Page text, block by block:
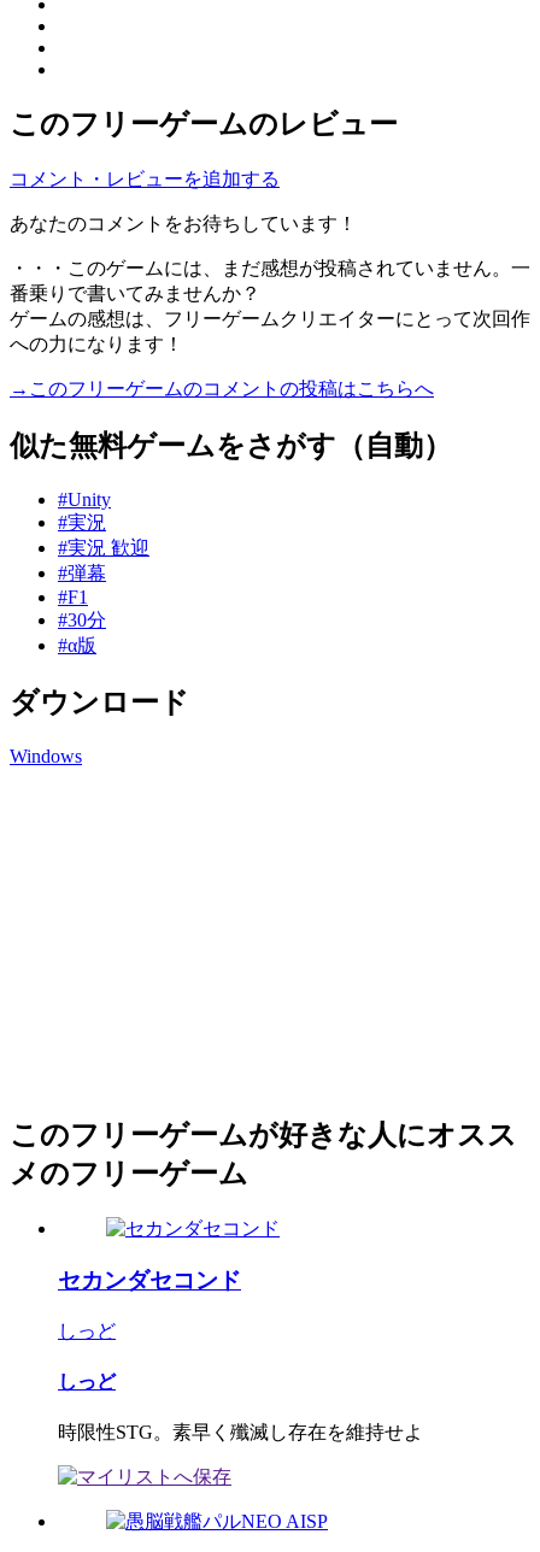
このフリーゲームのレビュー
コメント・レビューを追加する
あなたのコメントをお待ちしています！
・・・このゲームには、まだ感想が投稿されていません。一
番乗りで書いてみませんか？
ゲームの感想は、フリーゲームクリエイターにとって次回作
への力になります！
→このフリーゲームのコメントの投稿はこちらへ
似た無料ゲームをさがす（自動）
#Unity
#実況
#実況 歓迎
#弾幕
#F1
#30分
#α版
ダウンロード
Windows
このフリーゲームが好きな人にオスス
メのフリーゲーム
セカンダセコンド
しっど
しっど
時限性STG。素早く殲滅し存在を維持せよ